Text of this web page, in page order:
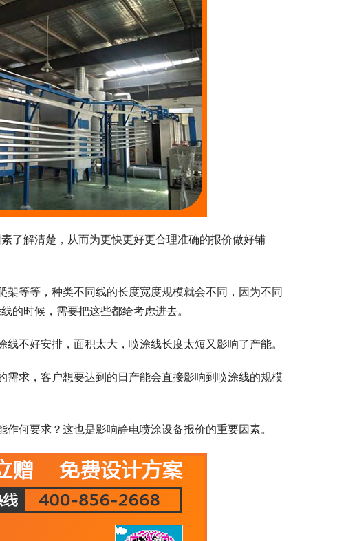
了解清楚，从而为更快更好更合理准确的报价做好铺
等等，种类不同线的长度宽度规模就会不同，因为不同
的时候，需要把这些都给考虑进去。
不好安排，面积太大，喷涂线长度太短又影响了产能。
求，客户想要达到的日产能会直接影响到喷涂线的规模
何要求？这也是影响静电喷涂设备报价的重要因素。